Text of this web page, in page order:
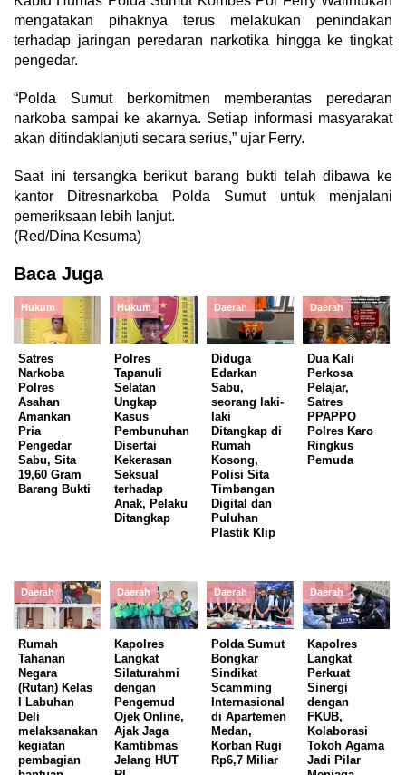
mengatakan pihaknya terus melakukan penindakan
terhadap jaringan peredaran narkotika hingga ke tingkat
pengedar.
“Polda Sumut berkomitmen memberantas peredaran
narkoba sampai ke akarnya. Setiap informasi masyarakat
akan ditindaklanjuti secara serius,” ujar Ferry.
Saat ini tersangka berikut barang bukti telah dibawa ke
kantor Ditresnarkoba Polda Sumut untuk menjalani
pemeriksaan lebih lanjut.
(Red/Dina Kesuma)
Baca Juga
Hukum
Satres
Narkoba
Polres
Asahan
Amankan
Pria
Pengedar
Sabu, Sita
19,60 Gram
Barang Bukti
Hukum
Polres
Tapanuli
Selatan
Ungkap
Kasus
Pembunuhan
Disertai
Kekerasan
Seksual
terhadap
Anak, Pelaku
Ditangkap
Daerah
Diduga
Edarkan
Sabu,
seorang laki-
laki
Ditangkap di
Rumah
Kosong,
Polisi Sita
Timbangan
Digital dan
Puluhan
Plastik Klip
Daerah
Dua Kali
Perkosa
Pelajar,
Satres
PPAPPO
Polres Karo
Ringkus
Pemuda
Daerah
Rumah
Tahanan
Negara
(Rutan) Kelas
I Labuhan
Deli
melaksanakan
kegiatan
pembagian
Daerah
Kapolres
Langkat
Silaturahmi
dengan
Pengemud
Ojek Online,
Ajak Jaga
Kamtibmas
Jelang HUT
Daerah
Polda Sumut
Bongkar
Sindikat
Scamming
Internasional
di Apartemen
Medan,
Korban Rugi
Rp6,7 Miliar
Daerah
Kapolres
Langkat
Perkuat
Sinergi
dengan
FKUB,
Kolaborasi
Tokoh Agama
Jadi Pilar